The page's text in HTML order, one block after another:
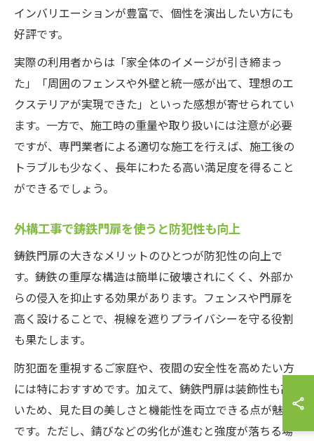
インバリエーションが豊富で、個性を演出したい方にも
好評です。
実際の利用者からは「家全体のイメージが引き締まっ
た」「周囲のフェンスや外壁と統一感が出て、理想のエ
クステリアが実現できた」といった感想が寄せられてい
ます。一方で、施工時の重量や取り扱いには注意が必要
ですが、専門業者による適切な施工を行えば、施工後の
トラブルも少なく、長年にわたる高い満足度を得ること
ができるでしょう。
外構工事で鋳鉄門扉を使うと防犯性も向上
鋳鉄門扉の大きなメリットのひとつが防犯性の向上で
す。鋳鉄の重厚な構造は簡単に破壊されにくく、外部か
らの侵入を抑止する効果があります。フェンスや門扉を
高く設けることで、視線を遮りプライバシーを守る役割
も果たします。
防犯面を重視するご家庭や、夜間の安全性を高めたい方
には特におすすめです。加えて、鋳鉄門扉は装飾性も高
いため、見た目の美しさと機能性を両立できる点が魅力
です。ただし、錆びなどの劣化が進むと強度が落ちる場